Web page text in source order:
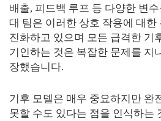
배출, 피드백 루프 등 다양한 변
대 팀은 이러한 상호 작용에 대한
진화하고 있으며 모든 급격한 기
기인하는 것은 복잡한 문제를 지
장했습니다.
기후 모델은 매우 중요하지만 완
못할 수도 있다는 점을 인식하는